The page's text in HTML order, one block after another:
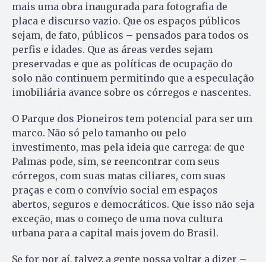
mais uma obra inaugurada para fotografia de
placa e discurso vazio. Que os espaços públicos
sejam, de fato, públicos – pensados para todos os
perfis e idades. Que as áreas verdes sejam
preservadas e que as políticas de ocupação do
solo não continuem permitindo que a especulação
imobiliária avance sobre os córregos e nascentes.
O Parque dos Pioneiros tem potencial para ser um
marco. Não só pelo tamanho ou pelo
investimento, mas pela ideia que carrega: de que
Palmas pode, sim, se reencontrar com seus
córregos, com suas matas ciliares, com suas
praças e com o convívio social em espaços
abertos, seguros e democráticos. Que isso não seja
exceção, mas o começo de uma nova cultura
urbana para a capital mais jovem do Brasil.
Se for por aí, talvez a gente possa voltar a dizer –